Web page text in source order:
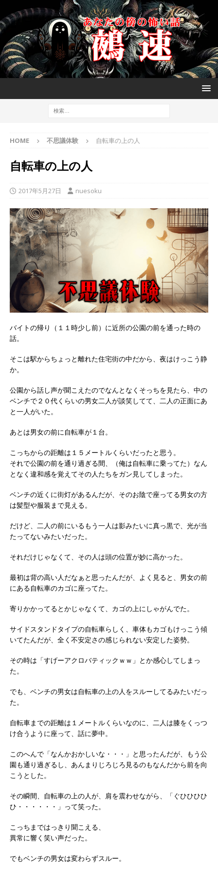
HOME 不思議体験 自転車の上の人
自転車の上の人
2017年5月27日 nuesoku
バイトの帰り（１１時少し前）に近所の公園の前を通った時の
話。
そこは駅からちょっと離れた住宅街の中だから、夜はけっこう静
か。
公園から話し声が聞こえたのでなんとなくそっちを見たら、中の
ベンチで２０代くらいの男女二人が談笑してて、二人の正面にあ
と一人がいた。
あとは男女の前に自転車が１台。
こっちからの距離は１５メートルくらいだったと思う。
それで公園の前を通り過ぎる間、（俺は自転車に乗ってた）なん
となく違和感を覚えてその人たちをガン見してしまった。
ベンチの近くに街灯があるんだが、そのお陰で座ってる男女の方
は髪型や服装まで見える。
だけど、二人の前にいるもう一人は影みたいに真っ黒で、光が当
たってないみたいだった。
それだけじゃなくて、その人は頭の位置が妙に高かった。
最初は背の高い人だなぁと思ったんだが、よく見ると、男女の前
にある自転車のカゴに座ってた。
寄りかかってるとかじゃなくて、カゴの上にしゃがんでた。
サイドスタンドタイプの自転車らしく、車体もカゴもけっこう傾
いてたんだが、全く不安定さの感じられない安定した姿勢。
その時は「すげーアクロバティックｗｗ」とか感心してしまっ
た。
でも、ベンチの男女は自転車の上の人をスルーしてるみたいだっ
た。
自転車までの距離は１メートルくらいなのに、二人は膝をくっつ
け合うように座って、話に夢中。
このへんで「なんかおかしいな・・・」と思ったんだが、もう公
園も通り過ぎるし、あんまりじろじろ見るのもなんだから前を向
こうとした。
その瞬間、自転車の上の人が、肩を震わせながら、「ぐひひひひ
ひ・・・・・・」って笑った。
こっちまではっきり聞こえる、
異常に響く笑い声だった。
でもベンチの男女は変わらずスルー。